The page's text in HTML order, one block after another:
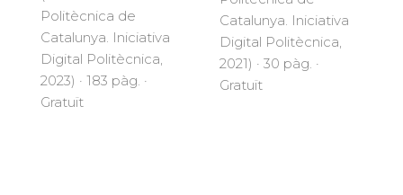
Politècnica de
Catalunya. Iniciativa
Digital Politècnica,
2023) · 183 pàg. ·
Gratuït
Catalunya. Iniciativa
Digital Politècnica,
2021) · 30 pàg. ·
Gratuït